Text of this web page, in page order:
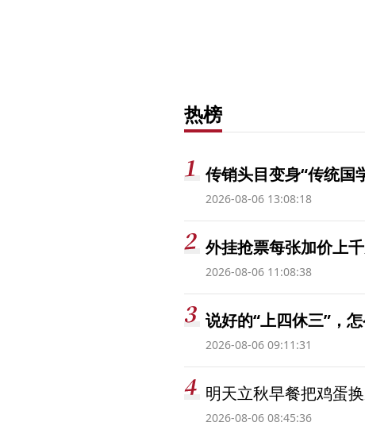
热榜
传销头目变身“传统国
2026-08-06 13:08:18
外挂抢票每张加价上
2026-08-06 11:08:38
说好的“上四休三”，
2026-08-06 09:11:31
明天立秋早餐把鸡蛋
2026-08-06 08:45:36